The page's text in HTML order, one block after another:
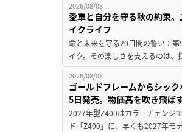
2026/08/08
愛車と自分を守る秋の約束
イクライフ
命と未来を守る20日間の誓い：
イク。その楽しさを支えるのは
2026/08/08
ゴールドフレームからシッ
5日発売。物価高を吹き飛ば
2027年型Z400はカラーチェンジ
ド「Z400」に、早くも2027年モ